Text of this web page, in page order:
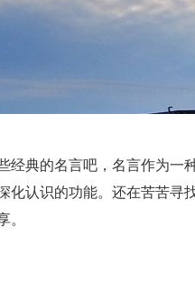
经典的名言吧，名言作为一
化认识的功能。还在苦苦寻
。